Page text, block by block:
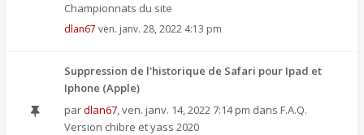
Championnats du site
dlan67 ven. janv. 28, 2022 4:13 pm
Suppression de l'historique de Safari pour Ipad et
Iphone (Apple)
pardlan67,ven. janv. 14, 2022 7:14 pm dans F.A.Q.
Version chibre et yass 2020